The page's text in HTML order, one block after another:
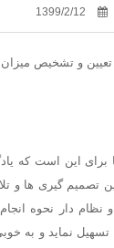
1399/2/12
برای این است که
تصمیم گیری ها و
دار نحوه انجام
تسهیل نماید و به